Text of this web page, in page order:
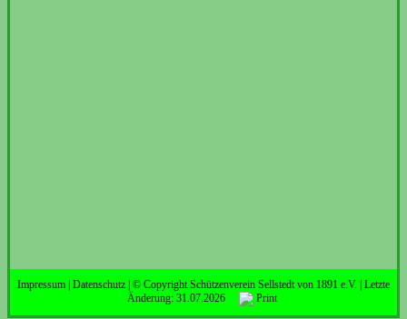
Impressum Datenschutz | © Copyright Schützenverein Sellstedt von 1891 e.V. | Letzte
Änderung: 31.07.2026
Print